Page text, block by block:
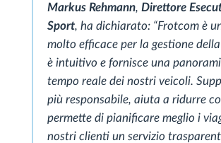
Markus Rehmann, Direttore
Sport, ha dichiarato: “Frotcom è
molto efficace per la gestione
è intuitivo e fornisce una
tempo reale dei nostri veicoli.
più responsabile, aiuta a ridurre
permette di pianificare meglio i
nostri clienti un servizio